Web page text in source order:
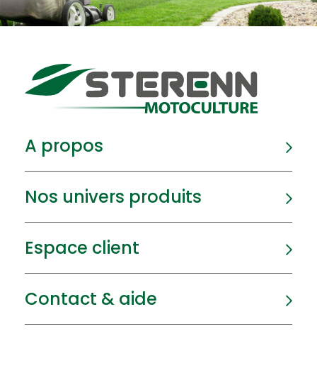
A propos
Nos univers produits
Espace client
Contact & aide